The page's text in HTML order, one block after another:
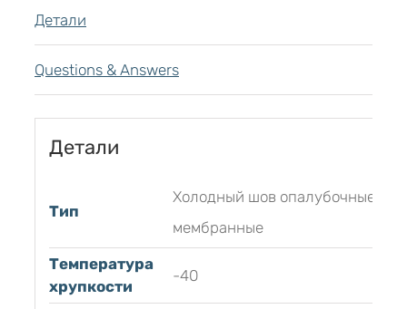
Детали
Questions & Answers
Детали
Тип
Холодный шов опалубочные
мембранные
Температура
хрупкости
-40